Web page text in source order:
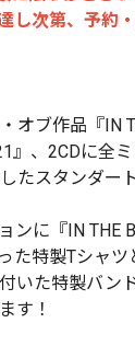
し次第、予約
オブ作品『IN
』、2CDに全
たスタンダー
ンに『IN THE
た特製Tシャ
いた特製バン
す！